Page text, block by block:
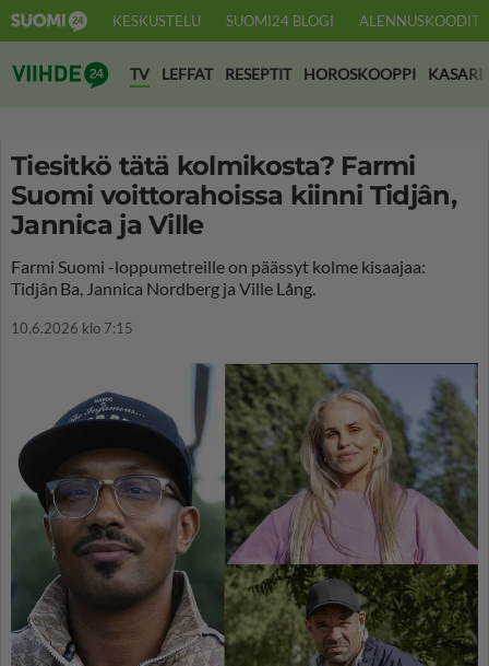
KESKUSTELU SUOMI24 BLOGI ALENNUSKOODIT
Suomi24 Viihde
TV LEFFAT RESEPTIT HOROSKOOPPI KASARI
Tiesitkö tätä kolmikosta? Farmi
Suomi voittorahoissa kiinni Tidjân,
Jannica ja Ville
Farmi Suomi -loppumetreille on päässyt kolme kisaajaa:
Tidjân Ba, Jannica Nordberg ja Ville Lång.
10.6.2026 klo 7:15